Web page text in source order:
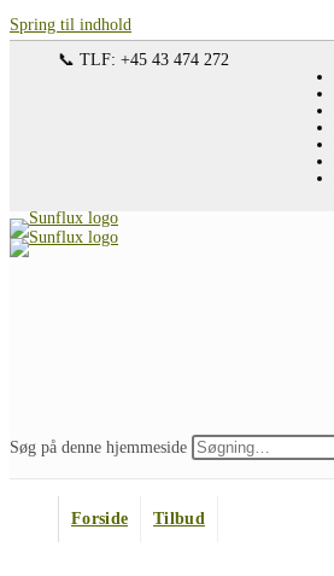
Spring til indhold
📞 TLF: +45 43 474 272
Søg på denne hjemmeside
Forside Tilbud